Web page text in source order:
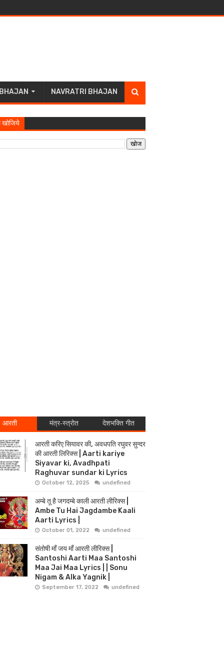
NAVRATRI BHAJAN
आरती मंत्र-स्त्रोत देशभक्ति गीत
आरती करिए सियावर की, अवधपति रघुवर सुन्दर
की आरती लिरिक्स | Aarti kariye
Siyavar ki, Avadhpati
Raghuvar sundar ki Lyrics
October 12, 2025 undefined
अम्बे तू है जगदम्बे काली आरती लीरिक्स |
Ambe Tu Hai Jagdambe Kaali
Aarti Lyrics |
October 01, 2022 undefined
संतोषी माँ जय माँ आरती लीरिक्स |
Santoshi Aarti Maa Santoshi
Maa Jai Maa Lyrics | | Sonu
Nigam & Alka Yagnik |
September 17, 2022 undefined